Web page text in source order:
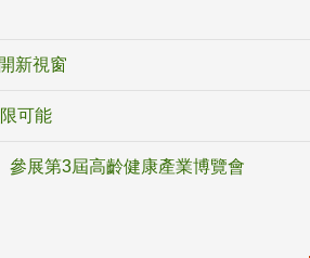
可能
參展第3屆高齡健康產業博覽會